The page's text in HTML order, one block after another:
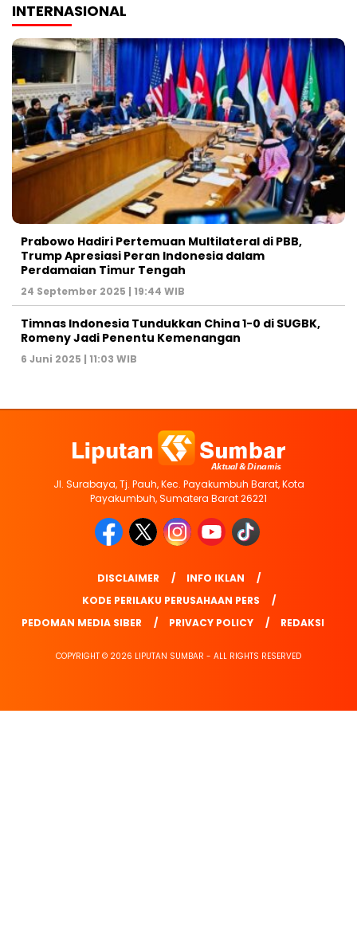
INTERNASIONAL
Prabowo Hadiri Pertemuan Multilateral di PBB,
Trump Apresiasi Peran Indonesia dalam
Perdamaian Timur Tengah
24 September 2025 | 19:44 WIB
Timnas Indonesia Tundukkan China 1-0 di SUGBK,
Romeny Jadi Penentu Kemenangan
6 Juni 2025 | 11:03 WIB
Jl. Surabaya, Tj. Pauh, Kec. Payakumbuh Barat, Kota
Payakumbuh, Sumatera Barat 26221
DISCLAIMER
INFO IKLAN
KODE PERILAKU PERUSAHAAN PERS
PEDOMAN MEDIA SIBER
PRIVACY POLICY REDAKSI
COPYRIGHT © 2026 LIPUTAN SUMBAR - ALL RIGHTS RESERVED